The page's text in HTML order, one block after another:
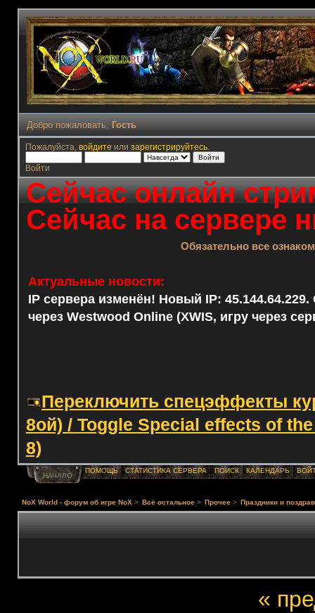
Добро пожаловать, Гость
Пожалуйста, войдите или зарегистрируйтесь.
Войти
Сейчас онлайн
Сейчас на сервере
Обязательно все
Актуальные новости:
IP сервера изменён! Новый IP: 45.144.64.229.
через Westwood Online (XWIS, игру через
Переключить спецэффекты
8ой) / Toggle Special effects of
8)
НАЧАЛО
ПОМОЩЬ СТАТИСТИКА СЕРВЕРА ПОИСК КАЛЕНДАРЬ
NoX World - форум об игре NoX > Всё остальное > Прочее > Праздники и
«